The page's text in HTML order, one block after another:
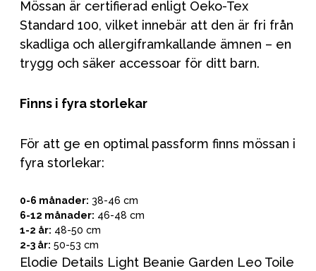
Mössan är certifierad enligt Oeko-Tex
Standard 100, vilket innebär att den är fri från
skadliga och allergiframkallande ämnen – en
trygg och säker accessoar för ditt barn.
Finns i fyra storlekar
För att ge en optimal passform finns mössan i
fyra storlekar:
0-6 månader: 38-46 cm
6-12 månader: 46-48 cm
1-2 år: 48-50 cm
2-3 år: 50-53 cm
Elodie Details Light Beanie Garden Leo Toile